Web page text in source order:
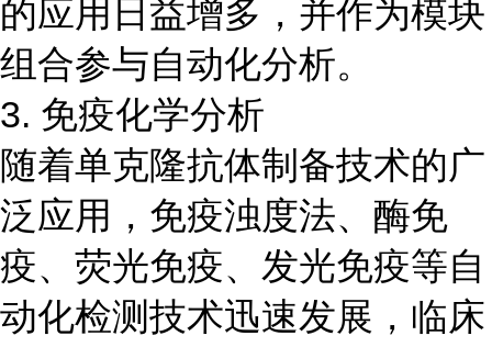
的应用日益增多，并作为模块
组合参与自动化分析。
3. 免疫化学分析
随着单克隆抗体制备技术的广
泛应用，免疫浊度法、酶免
疫、荧光免疫、发光免疫等自
动化检测技术迅速发展，临床